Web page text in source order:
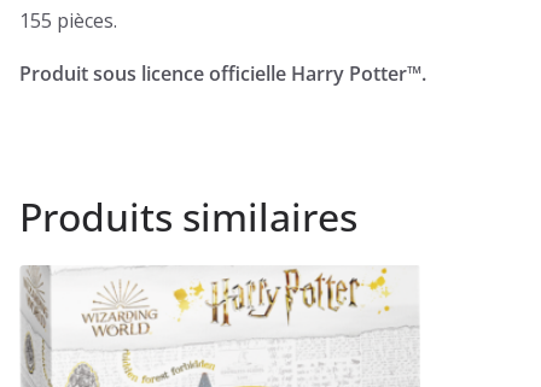
155 pièces.
Produit sous licence officielle Harry Potter™.
Produits similaires